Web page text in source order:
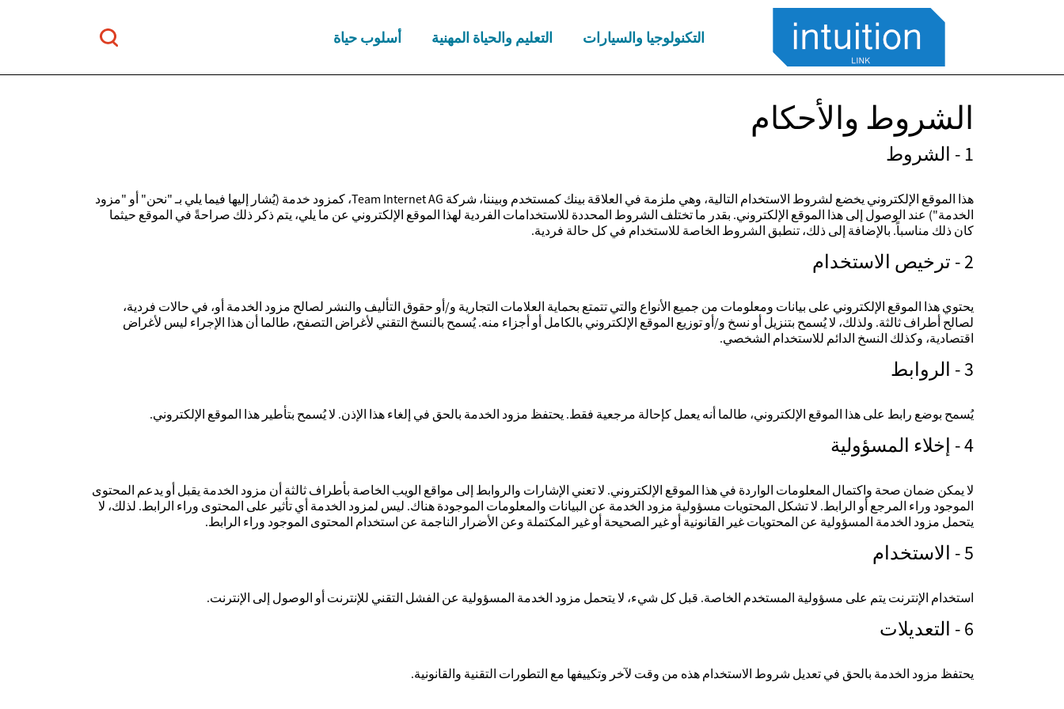
أسلوب حياة التعليم والحياة المهنية التكنولوجيا والسيارات
الشروط والأحكام
1 - الشروط
هذا الموقع الإلكتروني يخضع لشروط الاستخدام التالية، وهي ملزمة في العلاقة بينك كمستخدم وبيننا، شركة Team Internet AG، كمزود خدمة (يُشار إليها فيما يلي بـ "نحن" أو "مزود
الخدمة") عند الوصول إلى هذا الموقع الإلكتروني. بقدر ما تختلف الشروط المحددة للاستخدامات الفردية لهذا الموقع الإلكتروني عن ما يلي، يتم ذكر ذلك صراحةً في الموقع حيثما
كان ذلك مناسباً. بالإضافة إلى ذلك، تنطبق الشروط الخاصة للاستخدام في كل حالة فردية.
2 - ترخيص الاستخدام
يحتوي هذا الموقع الإلكتروني على بيانات ومعلومات من جميع الأنواع والتي تتمتع بحماية العلامات التجارية و/أو حقوق التأليف والنشر لصالح مزود الخدمة أو، في حالات فردية،
لصالح أطراف ثالثة. ولذلك، لا يُسمح بتنزيل أو نسخ و/أو توزيع الموقع الإلكتروني بالكامل أو أجزاء منه. يُسمح بالنسخ التقني لأغراض التصفح، طالما أن هذا الإجراء ليس لأغراض
اقتصادية، وكذلك النسخ الدائم للاستخدام الشخصي.
3 - الروابط
يُسمح بوضع رابط على هذا الموقع الإلكتروني، طالما أنه يعمل كإحالة مرجعية فقط. يحتفظ مزود الخدمة بالحق في إلغاء هذا الإذن. لا يُسمح بتأطير هذا الموقع الإلكتروني.
4 - إخلاء المسؤولية
لا يمكن ضمان صحة واكتمال المعلومات الواردة في هذا الموقع الإلكتروني. لا تعني الإشارات والروابط إلى مواقع الويب الخاصة بأطراف ثالثة أن مزود الخدمة يقبل أو يدعم المحتوى
الموجود وراء المرجع أو الرابط. لا تشكل المحتويات مسؤولية مزود الخدمة عن البيانات والمعلومات الموجودة هناك. ليس لمزود الخدمة أي تأثير على المحتوى وراء الرابط. لذلك، لا
يتحمل مزود الخدمة المسؤولية عن المحتويات غير القانونية أو غير الصحيحة أو غير المكتملة وعن الأضرار الناجمة عن استخدام المحتوى الموجود وراء الرابط.
5 - الاستخدام
استخدام الإنترنت يتم على مسؤولية المستخدم الخاصة. قبل كل شيء، لا يتحمل مزود الخدمة المسؤولية عن الفشل التقني للإنترنت أو الوصول إلى الإنترنت.
6 - التعديلات
يحتفظ مزود الخدمة بالحق في تعديل شروط الاستخدام هذه من وقت لآخر وتكييفها مع التطورات التقنية والقانونية.